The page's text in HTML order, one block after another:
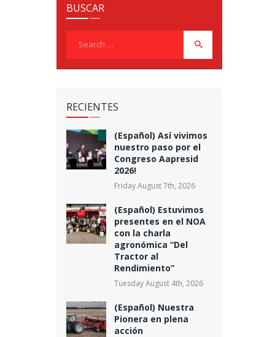
BUSCAR
RECIENTES
(Español) Así vivimos
nuestro paso por el
Congreso Aapresid
2026!
Friday August 7th, 2026
(Español) Estuvimos
presentes en el NOA
con la charla
agronómica “Del
Tractor al
Rendimiento”
Tuesday August 4th, 2026
(Español) Nuestra
Pionera en plena
acción